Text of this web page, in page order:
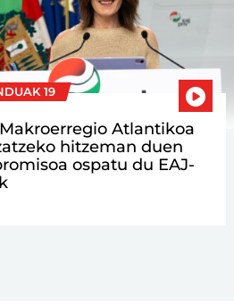
19
Atlantikoa
hitzeman duen
ospatu du EAJ-